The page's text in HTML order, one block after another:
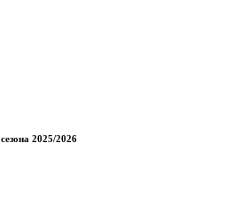
2025/2026